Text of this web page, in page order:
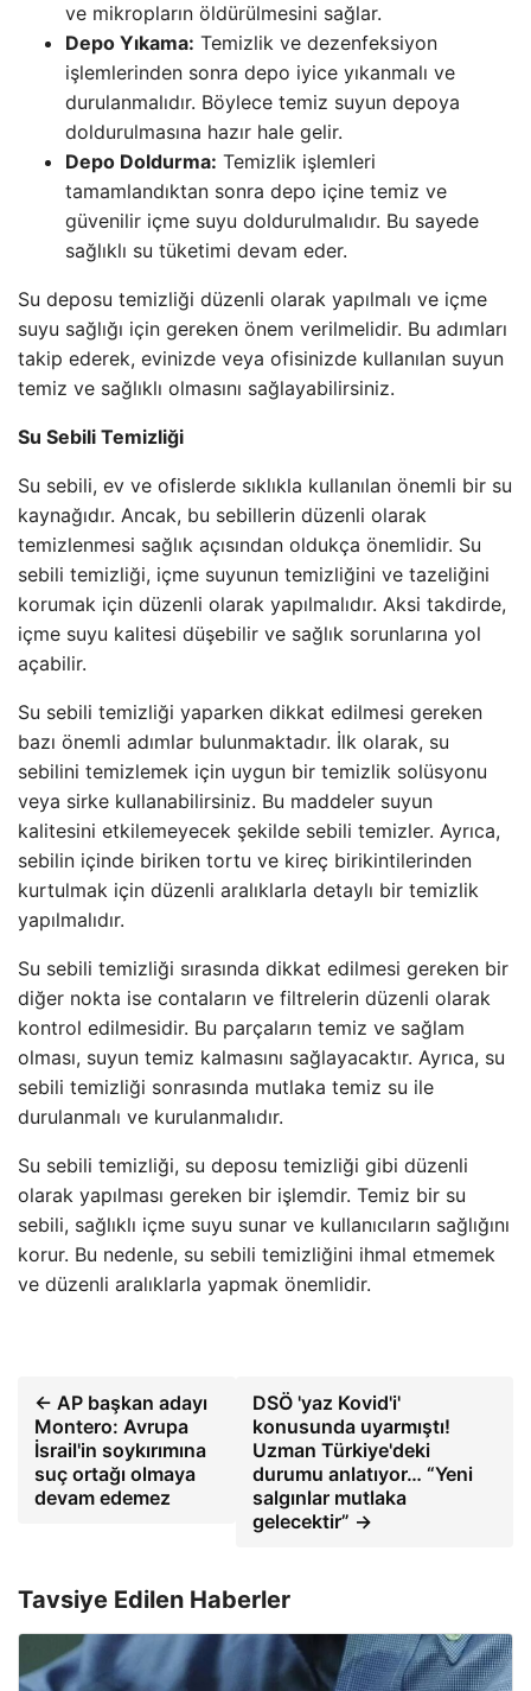
ve mikropların öldürülmesini sağlar.
Depo Yıkama: Temizlik ve dezenfeksiyon
işlemlerinden sonra depo iyice yıkanmalı ve
durulanmalıdır. Böylece temiz suyun depoya
doldurulmasına hazır hale gelir.
Depo Doldurma: Temizlik işlemleri
tamamlandıktan sonra depo içine temiz ve
güvenilir içme suyu doldurulmalıdır. Bu sayede
sağlıklı su tüketimi devam eder.
Su deposu temizliği düzenli olarak yapılmalı ve içme
suyu sağlığı için gereken önem verilmelidir. Bu adımları
takip ederek, evinizde veya ofisinizde kullanılan suyun
temiz ve sağlıklı olmasını sağlayabilirsiniz.
Su Sebili Temizliği
Su sebili, ev ve ofislerde sıklıkla kullanılan önemli bir su
kaynağıdır. Ancak, bu sebillerin düzenli olarak
temizlenmesi sağlık açısından oldukça önemlidir. Su
sebili temizliği, içme suyunun temizliğini ve tazeliğini
korumak için düzenli olarak yapılmalıdır. Aksi takdirde,
içme suyu kalitesi düşebilir ve sağlık sorunlarına yol
açabilir.
Su sebili temizliği yaparken dikkat edilmesi gereken
bazı önemli adımlar bulunmaktadır. İlk olarak, su
sebilini temizlemek için uygun bir temizlik solüsyonu
veya sirke kullanabilirsiniz. Bu maddeler suyun
kalitesini etkilemeyecek şekilde sebili temizler. Ayrıca,
sebilin içinde biriken tortu ve kireç birikintilerinden
kurtulmak için düzenli aralıklarla detaylı bir temizlik
yapılmalıdır.
Su sebili temizliği sırasında dikkat edilmesi gereken bir
diğer nokta ise contaların ve filtrelerin düzenli olarak
kontrol edilmesidir. Bu parçaların temiz ve sağlam
olması, suyun temiz kalmasını sağlayacaktır. Ayrıca, su
sebili temizliği sonrasında mutlaka temiz su ile
durulanmalı ve kurulanmalıdır.
Su sebili temizliği, su deposu temizliği gibi düzenli
olarak yapılması gereken bir işlemdir. Temiz bir su
sebili, sağlıklı içme suyu sunar ve kullanıcıların sağlığını
korur. Bu nedenle, su sebili temizliğini ihmal etmemek
ve düzenli aralıklarla yapmak önemlidir.
← AP başkan adayı
Montero: Avrupa
İsrail'in soykırımına
suç ortağı olmaya
devam edemez
DSÖ 'yaz Kovid'i'
konusunda uyarmıştı!
Uzman Türkiye'deki
durumu anlatıyor… “Yeni
salgınlar mutlaka
gelecektir” →
Tavsiye Edilen Haberler